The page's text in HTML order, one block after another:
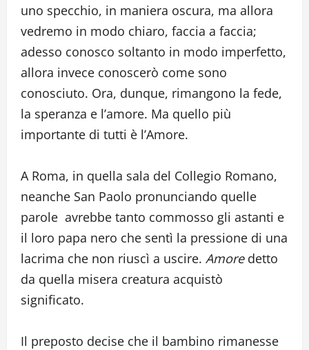
uno specchio, in maniera oscura, ma allora
vedremo in modo chiaro, faccia a faccia;
adesso conosco soltanto in modo imperfetto,
allora invece conoscerò come sono
conosciuto. Ora, dunque, rimangono la fede,
la speranza e l’amore. Ma quello più
importante di tutti è l’Amore.
A Roma, in quella sala del Collegio Romano,
neanche San Paolo pronunciando quelle
parole avrebbe tanto commosso gli astanti e
il loro papa nero che sentì la pressione di una
lacrima che non riuscì a uscire. Amoredetto
da quella misera creatura acquistò
significato.
Il preposto decise che il bambino rimanesse